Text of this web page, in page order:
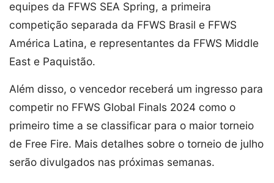
equipes da FFWS SEA Spring, a primeira
competição separada da FFWS Brasil e FFWS
América Latina, e representantes da FFWS Middle
East e Paquistão.
Além disso, o vencedor receberá um ingresso para
competir no FFWS Global Finals 2024 como o
primeiro time a se classificar para o maior torneio
de Free Fire. Mais detalhes sobre o torneio de julho
serão divulgados nas próximas semanas.